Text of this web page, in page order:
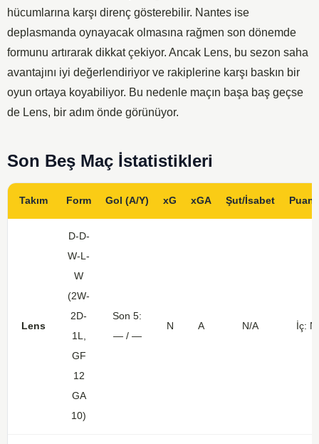
hücumlarına karşı direnç gösterebilir. Nantes ise
deplasmanda oynayacak olmasına rağmen son dönemde
formunu artırarak dikkat çekiyor. Ancak Lens, bu sezon saha
avantajını iyi değerlendiriyor ve rakiplerine karşı baskın bir
oyun ortaya koyabiliyor. Bu nedenle maçın başa baş geçse
de Lens, bir adım önde görünüyor.
Son Beş Maç İstatistikleri
Takım Form Gol (A/Y) xG xGA Şut/İsabet Puan
Lens
D-D-
W-L-
W
(2W-
2D-
1L,
GF
12
GA
10)
Son 5:
— / —
N A N/A İç: